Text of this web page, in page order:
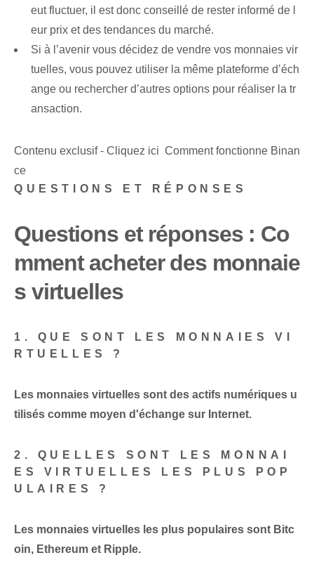
eut fluctuer, il est donc conseillé de rester informé de l
eur prix et des tendances du marché.
Si à l’avenir vous décidez de vendre vos monnaies vir
tuelles, vous pouvez utiliser la même plateforme d’éch
ange ou rechercher d’autres options pour réaliser la tr
ansaction.
Contenu exclusif - Cliquez ici Comment fonctionne Binan
ce
QUESTIONS ET RÉPONSES
Questions et réponses : Co
mment acheter des monnaie
s virtuelles
1. QUE SONT LES MONNAIES VI
RTUELLES ?
Les monnaies virtuelles sont des actifs numériques u
tilisés comme moyen d'échange sur Internet.
2. QUELLES SONT LES MONNAI
ES VIRTUELLES LES PLUS POP
ULAIRES ?
Les monnaies virtuelles les plus populaires sont Bitc
oin, Ethereum et Ripple.